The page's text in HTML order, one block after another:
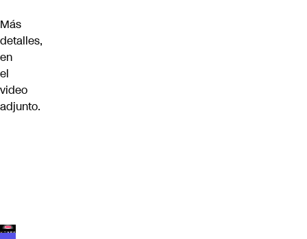
Más
detalles,
en
el
video
adjunto.